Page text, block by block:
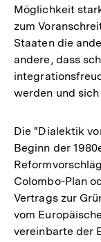
Möglichkeit
zum
Staaten die
andere, dass
werden und
Die "Dialektik
Beginn der
Colombo-Plan
Vertrags zur
vom
vereinbarte der